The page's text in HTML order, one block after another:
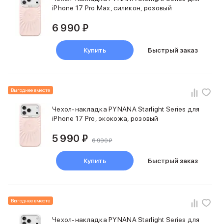
iPhone 17 Pro Max, силикон, розовый
6 990 ₽
Купить Быстрый заказ
Выгоднее вместе
Чехол-накладка PYNANA Starlight Series для
iPhone 17 Pro, экокожа, розовый
5 990 ₽ 6 990 ₽
Купить Быстрый заказ
Выгоднее вместе
Чехол-накладка PYNANA Starlight Series для